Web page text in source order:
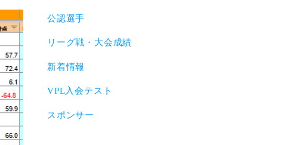
公認選手
リーグ戦・大会成績
新着情報
VPL入会テスト
スポンサー